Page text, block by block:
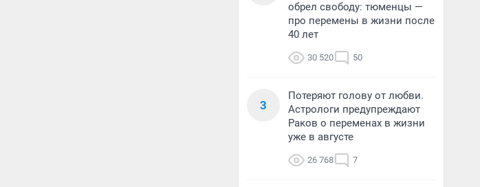
обрел свободу: тюменцы —
про перемены в жизни после
40 лет
30 520 50
3
Потеряют голову от любви.
Астрологи предупреждают
Раков о переменах в жизни
уже в августе
26 768 7